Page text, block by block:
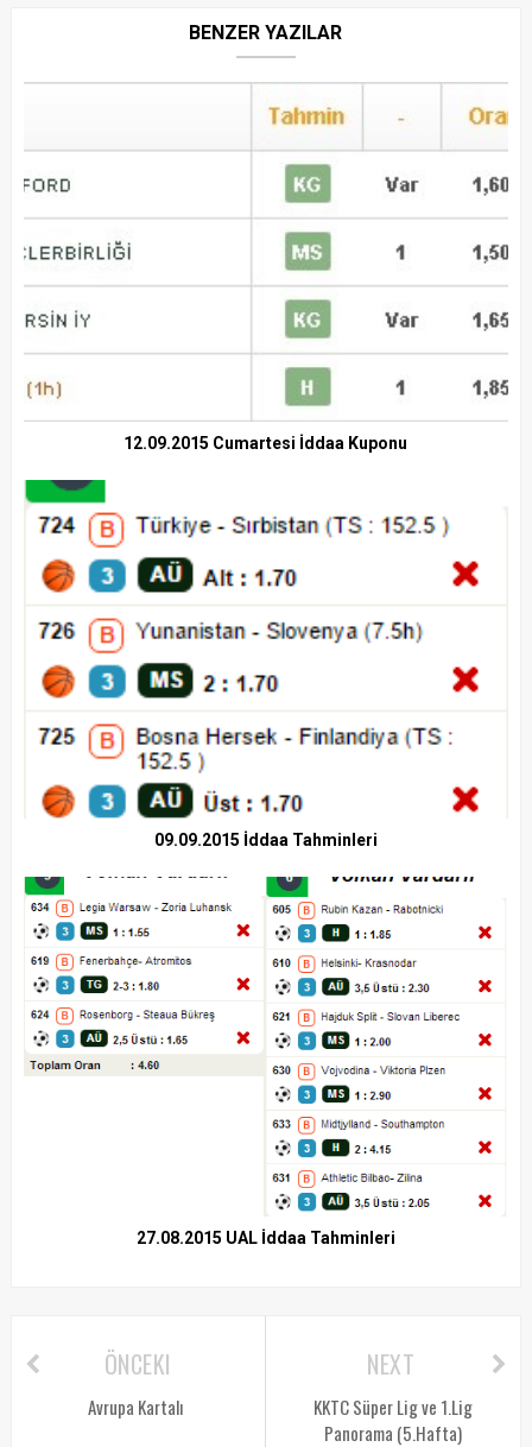
BENZER YAZILAR
12.09.2015 Cumartesi İddaa Kuponu
09.09.2015 İddaa Tahminleri
27.08.2015 UAL İddaa Tahminleri
NEXT
KKTC Süper Lig ve 1.Lig
Panorama (5.Hafta)
ÖNCEKI
Avrupa Kartalı